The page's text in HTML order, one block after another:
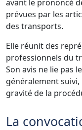
avant le prononcé
prévues par les
des transports.
Elle réunit des
professionnels du
Son avis ne lie pas
généralement
gravité de la
La